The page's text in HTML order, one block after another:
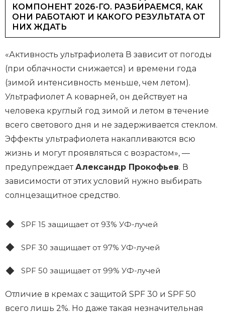
КОМПОНЕНТ 2026-ГО. РАЗБИРАЕМСЯ, КАК
ОНИ РАБОТАЮТ И КАКОГО РЕЗУЛЬТАТА ОТ
НИХ ЖДАТЬ
«Активность ультрафиолета В зависит от погоды
(при облачности снижается) и времени года
(зимой интенсивность меньше, чем летом).
Ультрафиолет А коварней, он действует на
человека круглый год зимой и летом в течение
всего светового дня и не задерживается стеклом.
Эффекты ультрафиолета накапливаются всю
жизнь и могут проявляться с возрастом», —
предупреждаетАлександр Прокофьев. В
зависимости от этих условий нужно выбирать
солнцезащитное средство.
SPF 15 защищает от 93% УФ-лучей
SPF 30 защищает от 97% УФ-лучей
SPF 50 защищает от 99% УФ-лучей
Отличие в кремах с защитой SPF 30 и SPF 50
всего лишь 2%. Но даже такая незначительная